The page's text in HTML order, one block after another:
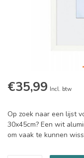
€35,99 Incl. btw
Op zoek naar een lijst
30x45cm? Een wit
om vaak te kunnen